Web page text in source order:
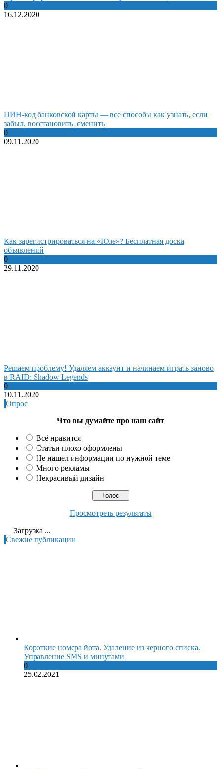
0
16.12.2020
ПИН-код банковской карты — все способы как узнать, если
забыл, восстановить, сменить
0
09.11.2020
Как зарегистрироваться на «Юле»? Бесплатная доска
объявлений
0
29.11.2020
Решаем проблему! Удаляем аккаунт и начинаем играть заново
в RAID: Shadow Legends
0
10.11.2020
Опрос
Что вы думайте про наш сайт
Всё нравится
Статьи плохо оформлены
Не нашел информации по нужной теме
Много рекламы
Некрасивый дизайн
Просмотреть результаты
Загрузка ...
Свежие публикации
Короткие номера йота. Удаление из черного списка.
Управление SMS и минутами
0
25.02.2021